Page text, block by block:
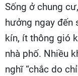
Sống ở chung
hưởng ngay đến
kín, ít thông gió
nhà phố. Nhiều
nghĩ “chắc do